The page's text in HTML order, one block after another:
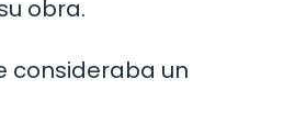
obra.
consideraba un